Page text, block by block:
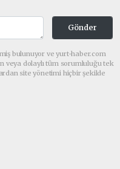
Gönder
bulunuyor ve yurt-haber.com
veya dolaylı tüm sorumluluğu tek
site yönetimi hiçbir şekilde